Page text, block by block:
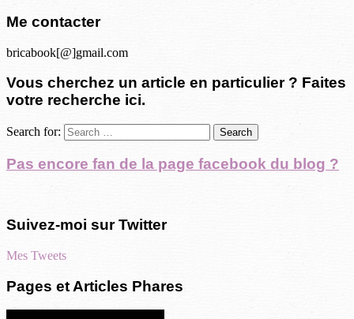
Me contacter
bricabook[@]gmail.com
Vous cherchez un article en particulier ? Faites
votre recherche ici.
Search for:
Pas encore fan de la page facebook du blog ?
Suivez-moi sur Twitter
Mes Tweets
Pages et Articles Phares